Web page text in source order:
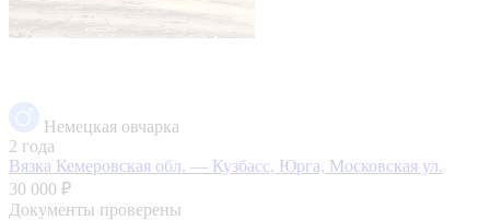
Немецкая овчарка
2 года
Вязка Кемеровская обл. — Кузбасс, Юрга, Московская ул.
30 000 ₽
Документы проверены